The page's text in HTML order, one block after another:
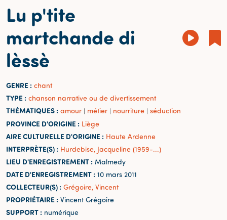
Lu p'tite
martchande di
lèssè
GENRE : chant
TYPE : chanson narrative ou de divertissement
THÉMATIQUES : amour | métier | nourriture | séduction
PROVINCE D'ORIGINE : Liège
AIRE CULTURELLE D'ORIGINE : Haute Ardenne
INTERPRÈTE(S) : Hurdebise, Jacqueline (1959-...)
LIEU D'ENREGISTREMENT : Malmedy
DATE D'ENREGISTREMENT : 10 mars 2011
COLLECTEUR(S) : Grégoire, Vincent
PROPRIÉTAIRE : Vincent Grégoire
SUPPORT : numérique